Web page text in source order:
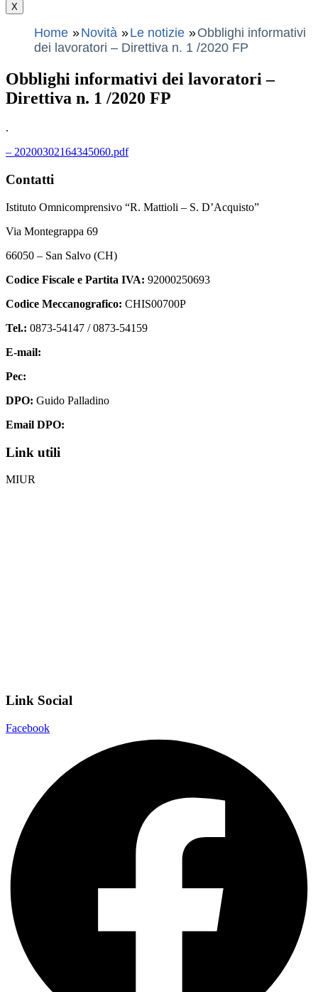
X
Home Novità Le notizie
Obblighi informativi
dei lavoratori – Direttiva n. 1 /2020 FP
Obblighi informativi dei lavoratori –
Direttiva n. 1 /2020 FP
.
– 20200302164345060.pdf
Contatti
Istituto Omnicomprensivo “R. Mattioli – S. D’Acquisto”
Via Montegrappa 69
66050 – San Salvo (CH)
Codice Fiscale e Partita IVA: 92000250693
Codice Meccanografico: CHIS00700P
Tel.: 0873-54147 /0873-54159
E-mail:
Pec:
DPO: Guido Palladino
Email DPO:
Link utili
MIUR
Link Social
Facebook